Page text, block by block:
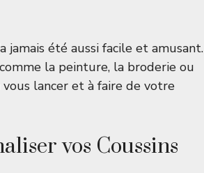
jamais été aussi facile et amusant.
la peinture, la broderie ou
vous lancer et à faire de votre
vos Coussins